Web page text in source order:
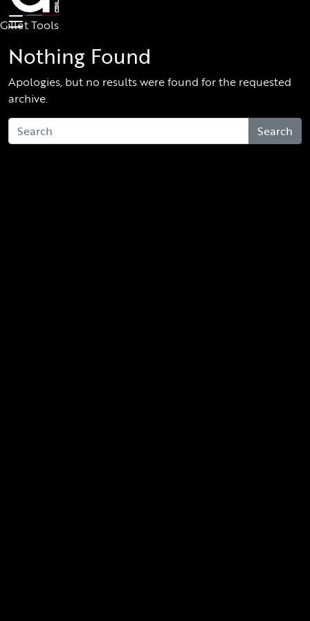
Skip to main content
Gillet Tools
Nothing Found
Apologies, but no results were found for the requested
archive.
Search